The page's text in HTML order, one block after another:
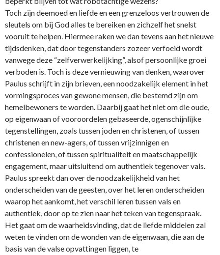
Toch zijn deemoed en liefde en een grenzeloos vertrouwen de
sleutels om bij God alles te bereiken en zichzelf het snelst
vooruit te helpen. Hiermee raken we dan tevens aan het nieuwe
tijdsdenken, dat door tegenstanders zozeer verfoeid wordt
vanwege deze “zelfverwerkelijking”, alsof persoonlijke groei
verboden is. Toch is deze vernieuwing van denken, waarover
Paulus schrijft in zijn brieven, een noodzakelijk element in het
vormingsproces van gewone mensen, die bestemd zijn om
hemelbewoners te worden. Daarbij gaat het niet om die oude,
op eigenwaan of vooroordelen gebaseerde, ogenschijnlijke
tegenstellingen, zoals tussen joden en christenen, of tussen
christenen en new-agers, of tussen vrijzinnigen en
confessionelen, of tussen spiritualiteit en maatschappelijk
engagement, maar uitsluitend om authentiek tegenover vals.
Paulus spreekt dan over de noodzakelijkheid van het
onderscheiden van de geesten, over het leren o­nderscheiden
waarop het aankomt, het verschil leren tussen vals en
authentiek, door op te zien naar het teken van tegenspraak.
Het gaat om de waarheidsvinding, dat de liefde middelen zal
weten te vinden om de wonden van de eigenwaan, die aan de
basis van de valse opvattingen liggen, te